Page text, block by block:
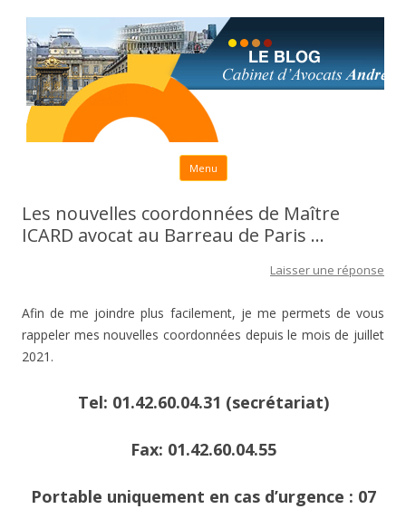
Menu Aller au contenu principal
Les nouvelles coordonnées de Maître
ICARD avocat au Barreau de Paris …
Laisser une réponse
Afin de me joindre plus facilement, je me permets de vous
rappeler mes nouvelles coordonnées depuis le mois de juillet
2021.
Tel: 01.42.60.04.31 (secrétariat)
Fax: 01.42.60.04.55
Portable uniquement en cas d’urgence : 07